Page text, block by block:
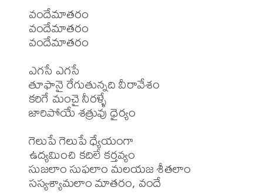
వందేమాతరం
వందేమాతరం
వందేమాతరం
ఎగసే ఎగసే
తూఫానై రేగుతున్నది వీరావేశం
కరిగే మంచై నీరళ్ళే
జారిపోయే శత్రువు ధైర్యం
గెలుపే గెలుపే ధ్యేయంగా
ఉద్యమించి కదిలే కర్తవ్యం
సుజలాం సుఫలాం మలయజ శీతలాం
సస్యశ్యామలాం మాతరం, వందే